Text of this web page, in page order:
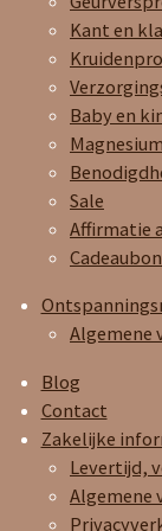
Kant en
Baby en
Sale
Affirmatie
Algemene
Blog
Contact
Zakelijke
Levertijd,
Algemene